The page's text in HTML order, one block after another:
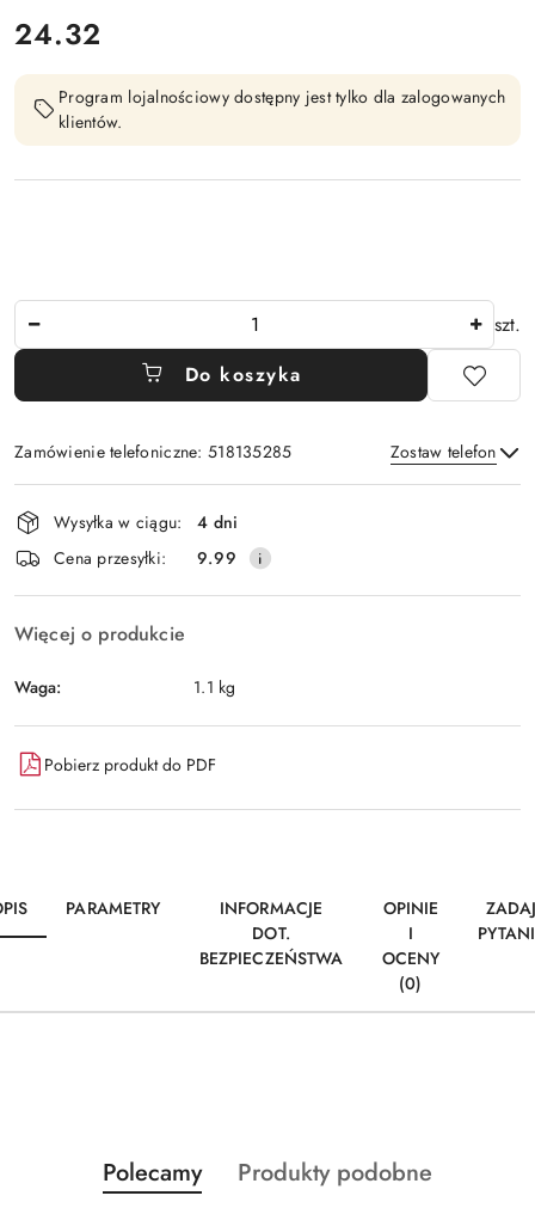
cena:
24.32
Program lojalnościowy dostępny jest tylko dla zalogowanych
klientów.
szt.
Do koszyka
Zamówienie telefoniczne: 518135285 Zostaw telefon
Wyślij
Dostępność
i
dostawa
Wysyłka w ciągu:
4 dni
Cena przesyłki:
9.99
Więcej o produkcie
Waga: 1.1 kg
Pobierz produkt do PDF
PARAMETRY
INFORMACJE
DOT.
BEZPIECZEŃSTWA
OPINIE
I
OCENY
(0)
Pomiń karuzelę produktów
Produkty
Polecamy
Produkty
Produkty podobne